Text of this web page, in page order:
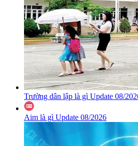
Trường dân lập là gì Update 08/
Aim là gì Update 08/2026